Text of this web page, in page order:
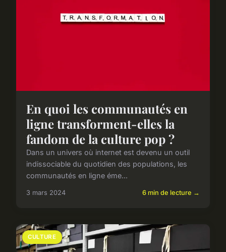
En quoi les communautés en
ligne transforment-elles la
fandom de la culture pop ?
Dans un univers où internet est devenu un outil
indissociable du quotidien des populations, les
communautés en ligne éme...
3 mars 2024 6 min de lecture →
CULTURE